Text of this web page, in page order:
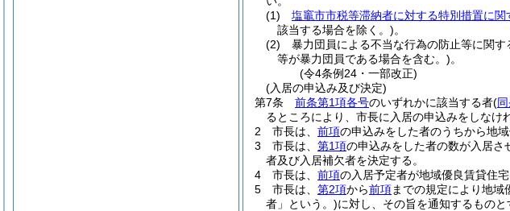
(1)
塩竈市市税等滞納者に対する特別措置に関
該当する場合を除く。)。
(2)
暴力団員による不当な行為の防止等に関す
等が暴力団員である場合を含む。)。
(令4条例24・一部改正)
(入居の申込み及び決定)
第7条
前条第1項各号のいずれかに該当する者(
るところにより、市長に入居の申込みをしなけ
2
市長は、 前項の申込みをした者のうちから地
3
市長は、 第1項の申込みをした者の数が入居さ
者及び入居補欠者を決定する。
4
市長は、 前項の入居予定者が地域優良賃貸住宅
5
市長は、 第2項から前項までの規定により地
者」という。)に対し、その旨を通知するものと